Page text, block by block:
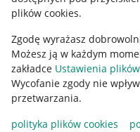
plików cookies.
Zgodę wyrażasz
Możesz ją w każdym
zakładce Ustawienia
Wycofanie zgody nie
przetwarzania.
polityka plików cookies
Korzystanie z serwisu